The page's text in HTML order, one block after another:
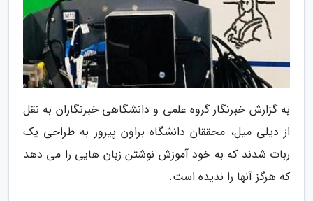
به گزارش خبرنگار گروه علمی و دانشگاهی خبرنگاران به نقل
از دیلی میل، محققان دانشگاه براون پیروز به طراحی یک
ربات شدند که به خود آموزش نوشتن زبان هایی را می دهد
که هرگز آنها را ندیده است.